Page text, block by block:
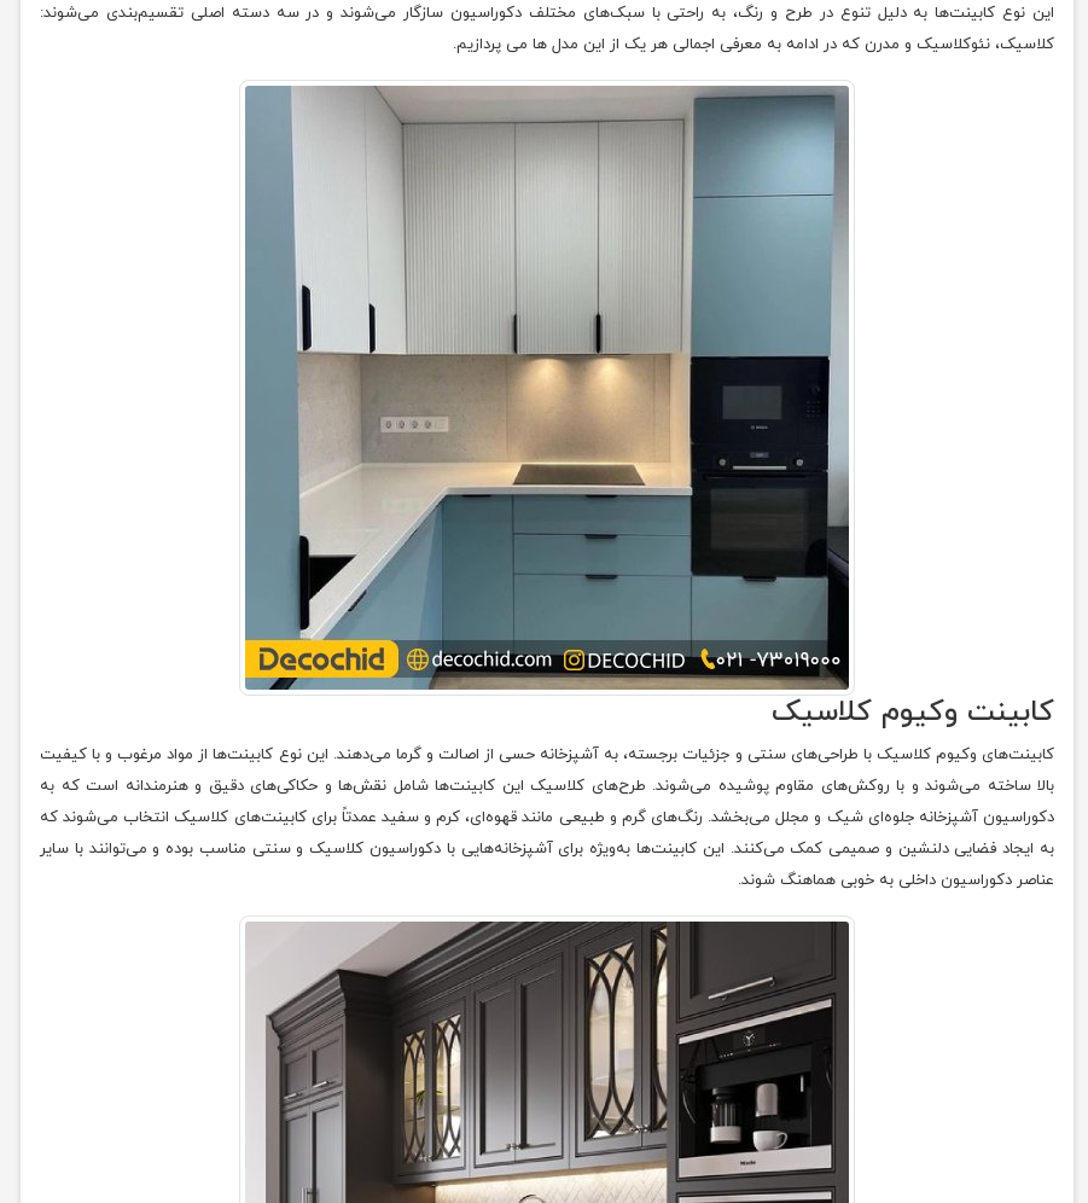
این نوع کابینت‌ها به دلیل تنوع در طرح و رنگ، به راحتی با سبک‌های مختلف دکوراسیون سازگار می‌شوند و در سه دسته اصلی تقسیم‌بندی می‌شوند:
کلاسیک، نئوکلاسیک و مدرن که در ادامه به معرفی اجمالی هر یک از این مدل ها می پردازیم.
کابینت وکیوم کلاسیک
کابینت‌های وکیوم کلاسیک با طراحی‌های سنتی و جزئیات برجسته، به آشپزخانه حسی از اصالت و گرما می‌دهند. این نوع کابینت‌ها از مواد مرغوب و با کیفیت
بالا ساخته می‌شوند و با روکش‌های مقاوم پوشیده می‌شوند. طرح‌های کلاسیک این کابینت‌ها شامل نقش‌ها و حکاکی‌های دقیق و هنرمندانه است که به
دکوراسیون آشپزخانه جلوه‌ای شیک و مجلل می‌بخشد. رنگ‌های گرم و طبیعی مانند قهوه‌ای، کرم و سفید عمدتاً برای کابینت‌های کلاسیک انتخاب می‌شوند که
به ایجاد فضایی دلنشین و صمیمی کمک می‌کنند. این کابینت‌ها به‌ویژه برای آشپزخانه‌هایی با دکوراسیون کلاسیک و سنتی مناسب بوده و می‌توانند با سایر
عناصر دکوراسیون داخلی به خوبی هماهنگ شوند.